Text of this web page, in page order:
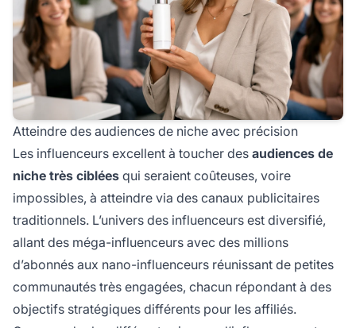
Atteindre des audiences de niche avec précision
Les influenceurs excellent à toucher des audiences de
niche très ciblées qui seraient coûteuses, voire
impossibles, à atteindre via des canaux publicitaires
traditionnels. L’univers des influenceurs est diversifié,
allant des méga-influenceurs avec des millions
d’abonnés aux nano-influenceurs réunissant de petites
communautés très engagées, chacun répondant à des
objectifs stratégiques différents pour les affiliés.